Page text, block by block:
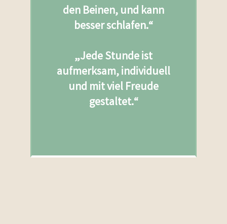
den Beinen, und kann
besser schlafen.“
„Jede Stunde ist
aufmerksam, individuell
und mit viel Freude
gestaltet.“